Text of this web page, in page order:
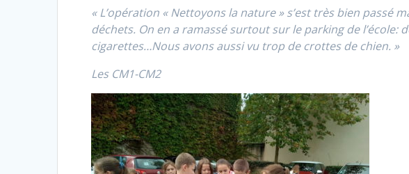
« L’opération « Nettoyons la nature » s’est très bien passé
déchets. On en a ramassé surtout sur le parking de l’école:
cigarettes…Nous avons aussi vu trop de crottes de chien. »
Les CM1-CM2